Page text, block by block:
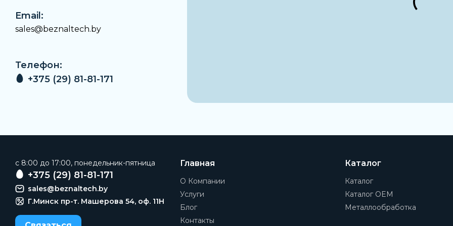
Примечание по
Сопротивление
Блок включения
Тип устройства
Индивидуальное
Email:
sales@beznaltech.by
Телефон:
+375 (29) 81-81-171
c 8:00 до 17:00, понедельник-пятница
+375 (29) 81-81-171
sales@beznaltech.by
Г.Минск пр-т. Машерова 54, оф. 11H
Главная
О Компании
Услуги
Блог
Контакты
Каталог
Каталог
Каталог OEM
Металлообработка